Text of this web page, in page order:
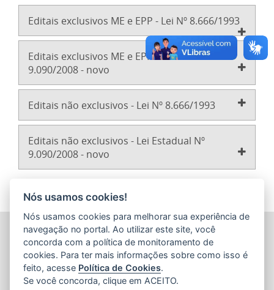
Editais exclusivos ME e EPP - Lei Nº 8.666/1993
Editais exclusivos ME e EPP - Lei Estadual Nº
9.090/2008 - novo
Editais não exclusivos - Lei Nº 8.666/1993
Editais não exclusivos - Lei Estadual Nº
9.090/2008 - novo
PROCURADORIA-GERAL DO ESTADO DO ESPÍRITO SANTO
(PGE/ES)
Av. Nossa Senhora da Penha, 1590 - Barro Vermelho
CEP: 29057-550 - Vitória / ES
Tel.: (27) 3636-5050
Nós usamos cookies!
Nós usamos cookies para melhorar sua experiência de
navegação no portal. Ao utilizar este site, você
concorda com a política de monitoramento de
cookies. Para ter mais informações sobre como isso é
feito, acesse Política de Cookies.
Se você concorda, clique em ACEITO.